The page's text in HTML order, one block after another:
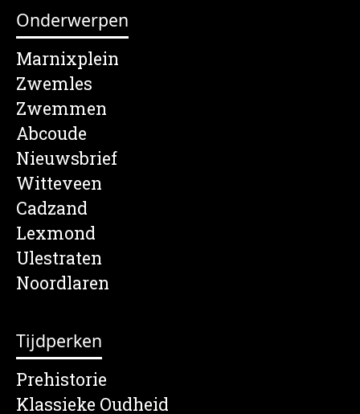
Onderwerpen
Marnixplein
Zwemles
Zwemmen
Abcoude
Nieuwsbrief
Witteveen
Cadzand
Lexmond
Ulestraten
Noordlaren
Tijdperken
Prehistorie
Klassieke Oudheid